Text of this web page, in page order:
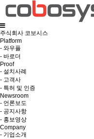
주식회사 코보시스
Platform
- 와우플
- 바로더
Proof
- 설치사례
- 고객사
- 특허 및 인증
Newsroom
- 언론보도
- 공지사항
- 홍보영상
Company
- 기업소개